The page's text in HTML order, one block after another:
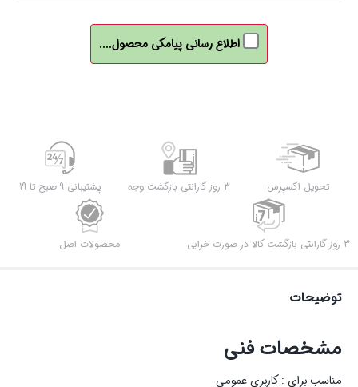
اطلاع رسانی پیامکی محصول....
تحویل اکسپرس 3 روز گارانتی بازگشت وجه پشتیبانی 9 صبح تا 19
3 روز گارانتی بازگشت کالا در صورت خرابی محصولات اصل
توضیحات
مشخصات فنی
مناسب برای : کاربری عمومی